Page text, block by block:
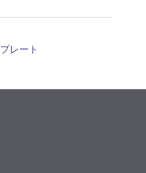
プレート